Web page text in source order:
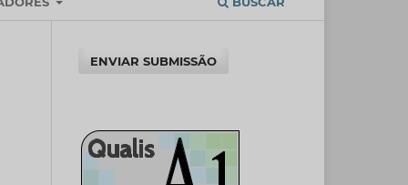
ENVIAR SUBMISSÃO